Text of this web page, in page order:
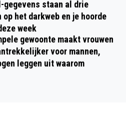
gegevens staan al drie
op het darkweb en je hoorde
week
gewoonte maakt vrouwen
voor mannen,
leggen uit waarom